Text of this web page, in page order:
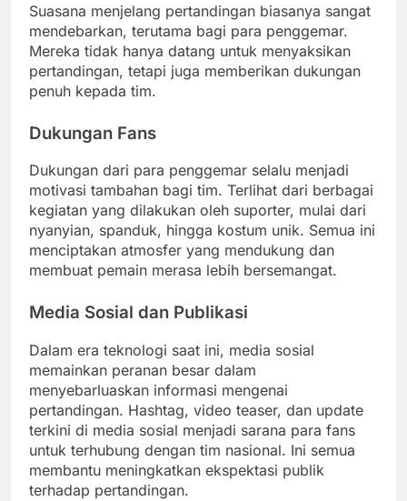
Suasana menjelang pertandingan biasanya sangat
mendebarkan, terutama bagi para penggemar.
Mereka tidak hanya datang untuk menyaksikan
pertandingan, tetapi juga memberikan dukungan
penuh kepada tim.
Dukungan Fans
Dukungan dari para penggemar selalu menjadi
motivasi tambahan bagi tim. Terlihat dari berbagai
kegiatan yang dilakukan oleh suporter, mulai dari
nyanyian, spanduk, hingga kostum unik. Semua ini
menciptakan atmosfer yang mendukung dan
membuat pemain merasa lebih bersemangat.
Media Sosial dan Publikasi
Dalam era teknologi saat ini, media sosial
memainkan peranan besar dalam
menyebarluaskan informasi mengenai
pertandingan. Hashtag, video teaser, dan update
terkini di media sosial menjadi sarana para fans
untuk terhubung dengan tim nasional. Ini semua
membantu meningkatkan ekspektasi publik
terhadap pertandingan.